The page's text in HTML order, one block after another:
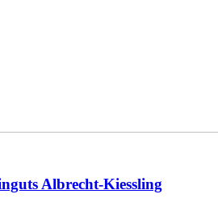
Albrecht-Kiessling